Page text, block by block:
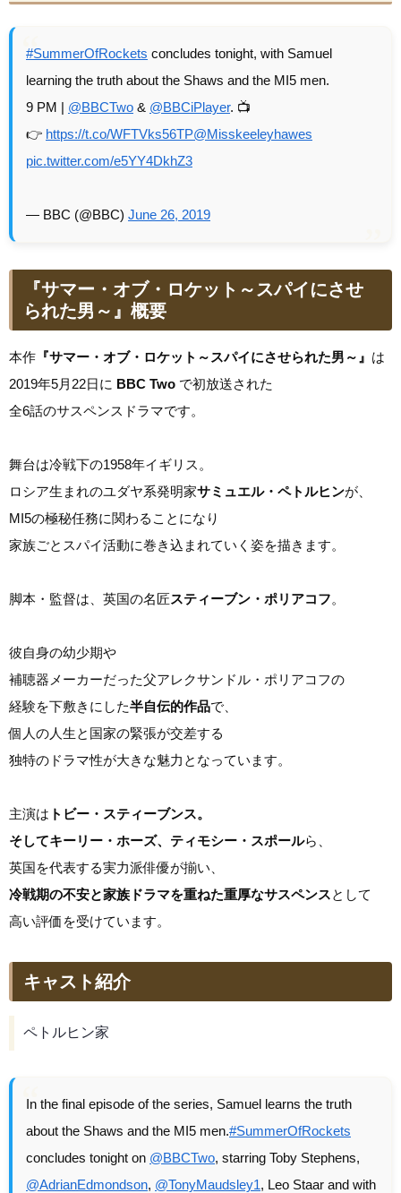
#SummerOfRockets concludes tonight, with Samuel
learning the truth about the Shaws and the MI5 men.
9 PM | @BBCTwo & @BBCiPlayer. 📺
👉 https://t.co/WFTVks56TP@Misskeeleyhawes
pic.twitter.com/e5YY4DkhZ3
— BBC (@BBC) June 26, 2019
『サマー・オブ・ロケット～スパイにさせ
られた男～』概要
本作 『サマー・オブ・ロケット～スパイにさせられた男～』 は
2019年5月22日に BBC Two で初放送された
全6話のサスペンスドラマです。
舞台は冷戦下の1958年イギリス。
ロシア生まれのユダヤ系発明家サミュエル・ペトルヒンが、
MI5の極秘任務に関わることになり
家族ごとスパイ活動に巻き込まれていく姿を描きます。
脚本・監督は、英国の名匠スティーブン・ポリアコフ。
彼自身の幼少期や
補聴器メーカーだった父アレクサンドル・ポリアコフの
経験を下敷きにした半自伝的作品で、
個人の人生と国家の緊張が交差する
独特のドラマ性が大きな魅力となっています。
主演は トビー・スティーブンス。
そしてキーリー・ホーズ、ティモシー・スポールら、
英国を代表する実力派俳優が揃い、
冷戦期の不安と家族ドラマを重ねた重厚なサスペンスとして
高い評価を受けています。
キャスト紹介
ペトルヒン家
In the final episode of the series, Samuel learns the truth
about the Shaws and the MI5 men.#SummerOfRockets
concludes tonight on @BBCTwo, starring Toby Stephens,
@AdrianEdmondson, @TonyMaudsley1, Leo Staar and with